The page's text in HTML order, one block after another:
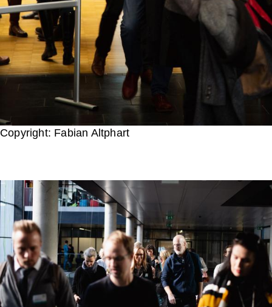
Copyright: Fabian Altphart